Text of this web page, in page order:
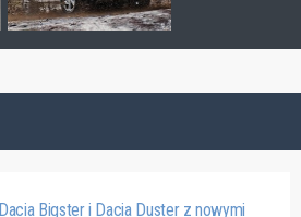
Dacia Bigster i Dacia Duster z nowymi